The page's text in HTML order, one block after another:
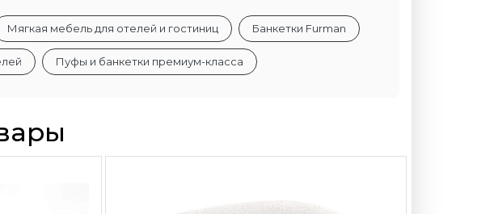
Мягкая мебель для отелей и гостиниц Банкетки Furman
Пуфы и банкетки премиум-класса